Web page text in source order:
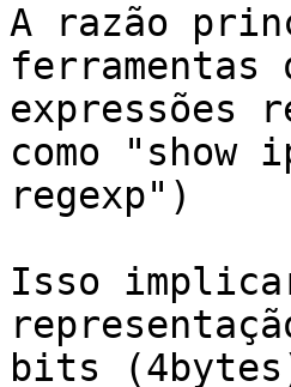
A razão
ferramentas
expressões
como "show
regexp")
Isso
bits